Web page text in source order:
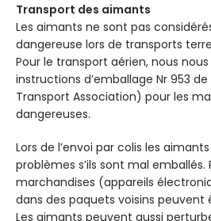
Transport des aimants
Les aimants ne sont pas
dangereuse lors de transports
Pour le transport aérien, nous
instructions d’emballage Nr 953 de
Transport Association) pour les
dangereuses.
Lors de l’envoi par colis les
problèmes s’ils sont mal emballés.
marchandises (appareils
dans des paquets voisins
Les aimants peuvent aussi